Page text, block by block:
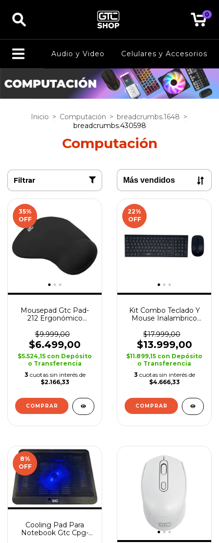
0
Audio y Video Celulares y Accesorios
Inicio > Computación > breadcrumbs.1648 >
breadcrumbs.430598
Computación
Filtrar
35%
OFF
Mousepad Gtc Pad-
212 Ergonómico
X 2
$9.999,00
$6.499,00
$5.524,15 con Depósito
o Transferencia
3 cuotas sin interés de
$2.166,33
COMPRAR
22%
OFF
Kit Combo Teclado Y
Mouse Inalambrico
Optico
$17.999,00
$13.999,00
$11.899,15 con Depósito
o Transferencia
3 cuotas sin interés de
$4.666,33
COMPRAR
8%
OFF
Cooling Pad Para
Notebook Gtc Cpg-